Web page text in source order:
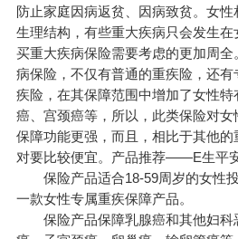
防止家庭因病返贫、因病致贫。女
生理结构，有些重大疾病只会发生
买重大疾病保险需要考虑的更加周
病保险，不仅有普通的重疾险，还
疾险，在其保障范围中增加了女性
癌、宫颈癌等，所以，此类保险对女
保障功能更强，而且，相比于其他
对要比较便宜。产品推荐——E生平
保险产品适合18-59周岁的女性投
一款女性专属重疾保障产品。
保险产品保障乳腺癌和其他妇科